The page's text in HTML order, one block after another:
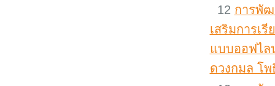
12 การพัฒ
เสริมการเ
แบบออฟไล
ดวงกมล โ